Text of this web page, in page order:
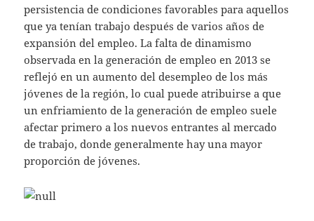
persistencia de condiciones favorables para aquellos
que ya tenían trabajo después de varios años de
expansión del empleo. La falta de dinamismo
observada en la generación de empleo en 2013 se
reflejó en un aumento del desempleo de los más
jóvenes de la región, lo cual puede atribuirse a que
un enfriamiento de la generación de empleo suele
afectar primero a los nuevos entrantes al mercado
de trabajo, donde generalmente hay una mayor
proporción de jóvenes.